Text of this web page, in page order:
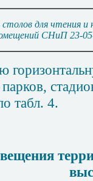
для чтения
СНиП 23-
табл. 4.